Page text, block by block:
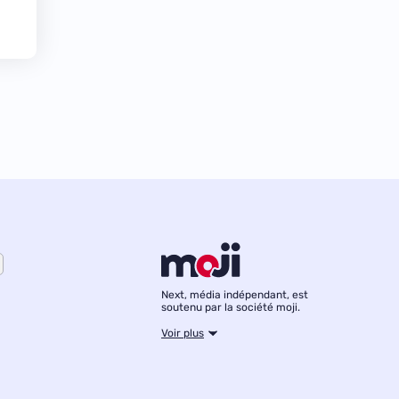
Next, média indépendant, est
soutenu par la société moji.
Voir plus